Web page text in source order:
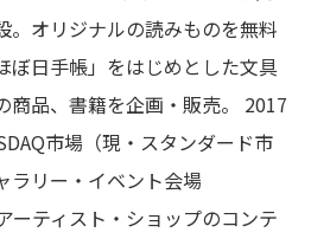
。オリジナルの読みものを無料
ぼ日手帳」をはじめとした文具
商品、書籍を企画・販売。 2017
市場（現・スタンダード市
ラリー・イベント会場
ーティスト・ショップのコンテ